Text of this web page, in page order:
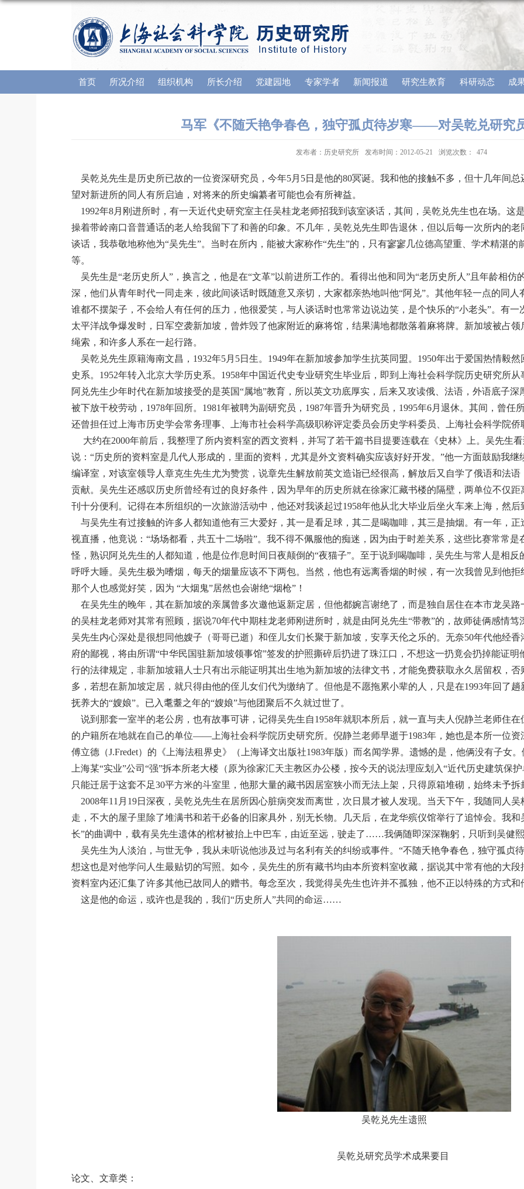
首页 所况介绍 组织机构 所长介绍 党建园地 专家学者 新闻报道 研究生教育 科研动态 成
马军《不随夭艳争春色，独守孤贞待岁寒――对吴乾兑研究
发布者：历史研究所 发布时间：2012-05-21 浏览次数： 474
吴乾兑先生是历史所已故的一位资深研究员，今年5月5日是他的80冥诞。我和他的接触不多，但十几年间
望对新进所的同人有所启迪，对将来的所史编纂者可能也会有所裨益。
1992年8月刚进所时，有一天近代史研究室主任吴桂龙老师招我到该室谈话，其间，吴乾兑先生也在场。这
操着带岭南口音普通话的老人给我留下了和善的印象。不几年，吴乾兑先生即告退休，但以后每一次所内的
谈话，我恭敬地称他为“吴先生”。当时在所内，能被大家称作“先生”的，只有寥寥几位德高望重、学术精湛
等。
吴先生是“老历史所人”，换言之，他是在“文革”以前进所工作的。看得出他和同为“老历史所人”且年龄相仿
深，他们从青年时代一同走来，彼此间谈话时既随意又亲切，大家都亲热地叫他“阿兑”。其他年轻一点的同
谁都不摆架子，不会给人有任何的压力，他很爱笑，与人谈话时也常常边说边笑，是个快乐的“小老头”。有一
太平洋战争爆发时，日军空袭新加坡，曾炸毁了他家附近的麻将馆，结果满地都散落着麻将牌。新加坡被占
绳索，和许多人系在一起行路。
吴乾兑先生原籍海南文昌，1932年5月5日生。1949年在新加坡参加学生抗英同盟。1950年出于爱国热情毅
史系。1952年转入北京大学历史系。1958年中国近代史专业研究生毕业后，即到上海社会科学院历史研究所
阿兑先生少年时代在新加坡接受的是英国“属地”教育，所以英文功底厚实，后来又攻读俄、法语，外语底子
被下放干校劳动，1978年回所。1981年被聘为副研究员，1987年晋升为研究员，1995年6月退休。其间，曾
还曾担任过上海市历史学会常务理事、上海市社会科学高级职称评定委员会历史学科委员、上海社会科学院侨
大约在2000年前后，我整理了所内资料室的西文资料，并写了若干篇书目提要连载在《史林》上。吴先生
说：“历史所的资料室是几代人形成的，里面的资料，尤其是外文资料确实应该好好开发。”他一方面鼓励我
编译室，对该室领导人章克生先生尤为赞赏，说章先生解放前英文造诣已经很高，解放后又自学了俄语和法
贡献。吴先生还感叹历史所曾经有过的良好条件，因为早年的历史所就在徐家汇藏书楼的隔壁，两单位不仅
刊十分便利。记得在本所组织的一次旅游活动中，他还对我谈起过1958年他从北大毕业后坐火车来上海，然
与吴先生有过接触的许多人都知道他有三大爱好，其一是看足球，其二是喝咖啡，其三是抽烟。有一年，
视直播，他竟说：“场场都看，共五十二场啦”。我不得不佩服他的痴迷，因为由于时差关系，这些比赛常常
怪，熟识阿兑先生的人都知道，他是位作息时间日夜颠倒的“夜猫子”。至于说到喝咖啡，吴先生与常人是相
呼呼大睡。吴先生极为嗜烟，每天的烟量应该不下两包。当然，他也有远离香烟的时候，有一次我曾见到他
那个人也感觉好笑，因为 “大烟鬼”居然也会谢绝“烟枪”！
在吴先生的晚年，其在新加坡的亲属曾多次邀他返新定居，但他都婉言谢绝了，而是独自居住在本市龙吴
的吴桂龙老师对其常有照顾，据说70年代中期桂龙老师刚进所时，就是由阿兑先生“带教”的，故师徒俩感情
吴先生内心深处是很想同他嫂子（哥哥已逝）和侄儿女们长聚于新加坡，安享天伦之乐的。无奈50年代他经
府的鄙视，将由所谓“中华民国驻新加坡领事馆”签发的护照撕碎后扔进了珠江口，不想这一扔竟会扔掉能证
行的法律规定，非新加坡籍人士只有出示能证明其出生地为新加坡的法律文书，才能免费获取永久居留权，
多，若想在新加坡定居，就只得由他的侄儿女们代为缴纳了。但他是不愿拖累小辈的人，只是在1993年回了
抚养大的“嫂娘”。已入耄耋之年的“嫂娘”与他团聚后不久就过世了。
说到那套一室半的老公房，也有故事可讲，记得吴先生自1958年就职本所后，就一直与夫人倪静兰老师住
的户籍所在地就在自己的单位――上海社会科学院历史研究所。倪静兰老师早逝于1983年，她也是本所一位资
傅立德（J.Fredet）的《上海法租界史》（上海译文出版社1983年版）而名闻学界。遗憾的是，他俩没有子女
上海某“实业”公司“强”拆本所老大楼（原为徐家汇天主教区办公楼，按今天的说法理应划入“近代历史建筑保
只能迁居于这套不足30平方米的斗室里，他那大量的藏书因居室狭小而无法上架，只得原箱堆砌，始终未予拆
2008年11月19日深夜，吴乾兑先生在居所因心脏病突发而离世，次日晨才被人发现。当天下午，我随同人
走，不大的屋子里除了堆满书和若干必备的旧家具外，别无长物。几天后，在龙华殡仪馆举行了追悼会。我
长”的曲调中，载有吴先生遗体的棺材被抬上中巴车，由近至远，驶走了……我俩随即深深鞠躬，只听到吴健
吴先生为人淡泊，与世无争，我从未听说他涉及过与名利有关的纠纷或事件。“不随夭艳争春色，独守孤贞
想这也是对他学问人生最贴切的写照。如今，吴先生的所有藏书均由本所资料室收藏，据说其中常有他的大
资料室内还汇集了许多其他已故同人的赠书。每念至次，我觉得吴先生也许并不孤独，他不正以特殊的方式
这是他的命运，或许也是我的，我们“历史所人”共同的命运……
吴乾兑先生遗照
吴乾兑研究员学术成果要目
论文、文章类：